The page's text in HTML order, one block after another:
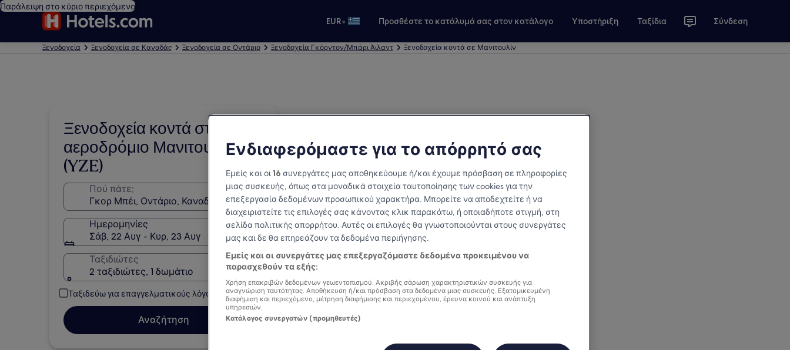
Παράλειψη στο κύριο περιεχόμενο
EUR• Προσθέστε το κατάλυμά σας στον κατάλογο Υποστήριξη Ταξίδια Σύνδεση
Ξενοδοχεία Ξενοδοχεία σε Καναδάς Ξενοδοχεία σε Οντάριο Ξενοδοχεία Γκόρντον/Μπάρι Άιλαντ Ξενοδοχεία κοντά σε Μανιτουλίν
Ξενοδοχεία κοντά στο
αεροδρόμιο Μανιτουλίν
(YZE)
Πού πάτε;
Ημερομηνίες
Σάβ, 22 Αυγ - Κυρ, 23 Αυγ
Ταξιδιώτες
2 ταξιδιώτες, 1 δωμάτιο
Ταξιδεύω για επαγγελματικούς λόγους
Αναζήτηση
Ενδιαφερόμαστε για το απόρρητό σας
Εμείς και οι16 συνεργάτες μας αποθηκεύουμε ή/και έχουμε πρόσβαση σε πληροφορίες
μιας συσκευής, όπως στα μοναδικά στοιχεία ταυτοποίησης των cookies για την
επεξεργασία δεδομένων προσωπικού χαρακτήρα. Μπορείτε να αποδεχτείτε ή να
διαχειριστείτε τις επιλογές σας κάνοντας κλικ παρακάτω, ή οποιαδήποτε στιγμή, στη
σελίδα πολιτικής απορρήτου. Αυτές οι επιλογές θα γνωστοποιούνται στους συνεργάτες
μας και δε θα επηρεάζουν τα δεδομένα περιήγησης.
Εμείς και οι συνεργάτες μας επεξεργαζόμαστε δεδομένα προκειμένου να
παρασχεθούν τα εξής:
Χρήση επακριβών δεδομένων γεωεντοπισμού. Ακριβής σάρωση χαρακτηριστικών συσκευής για
αναγνώριση ταυτότητας. Αποθήκευση ή/και πρόσβαση στα δεδομένα μιας συσκευής. Εξατομικευμένη
διαφήμιση και περιεχόμενο, μέτρηση διαφήμισης και περιεχομένου, έρευνα κοινού και ανάπτυξη
υπηρεσιών.
Κατάλογος συνεργατών (προμηθευτές)